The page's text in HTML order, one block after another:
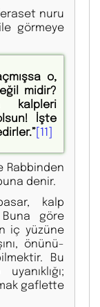
nuru
görmeye
o,
midir?
kalpleri
İşte
[11]
Rabbinden
denir.
kalp
Buna göre
iç yüzüne
önünü-
Bu
gaflette